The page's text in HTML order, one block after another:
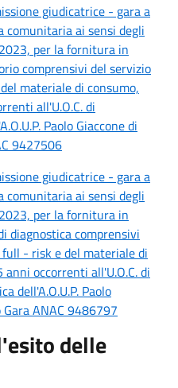
giudicatrice - gara a
comunitaria ai sensi degli
per la fornitura in
comprensivi del servizio
materiale di consumo,
all'U.O.C. di
Paolo Giaccone di
9427506
giudicatrice - gara a
comunitaria ai sensi degli
per la fornitura in
diagnostica comprensivi
- risk e del materiale di
occorrenti all'U.O.C. di
dell'A.O.U.P. Paolo
ANAC 9486797
delle